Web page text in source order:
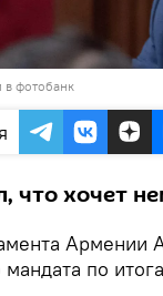
в фотобанк
что хочет
Армении
мандата по